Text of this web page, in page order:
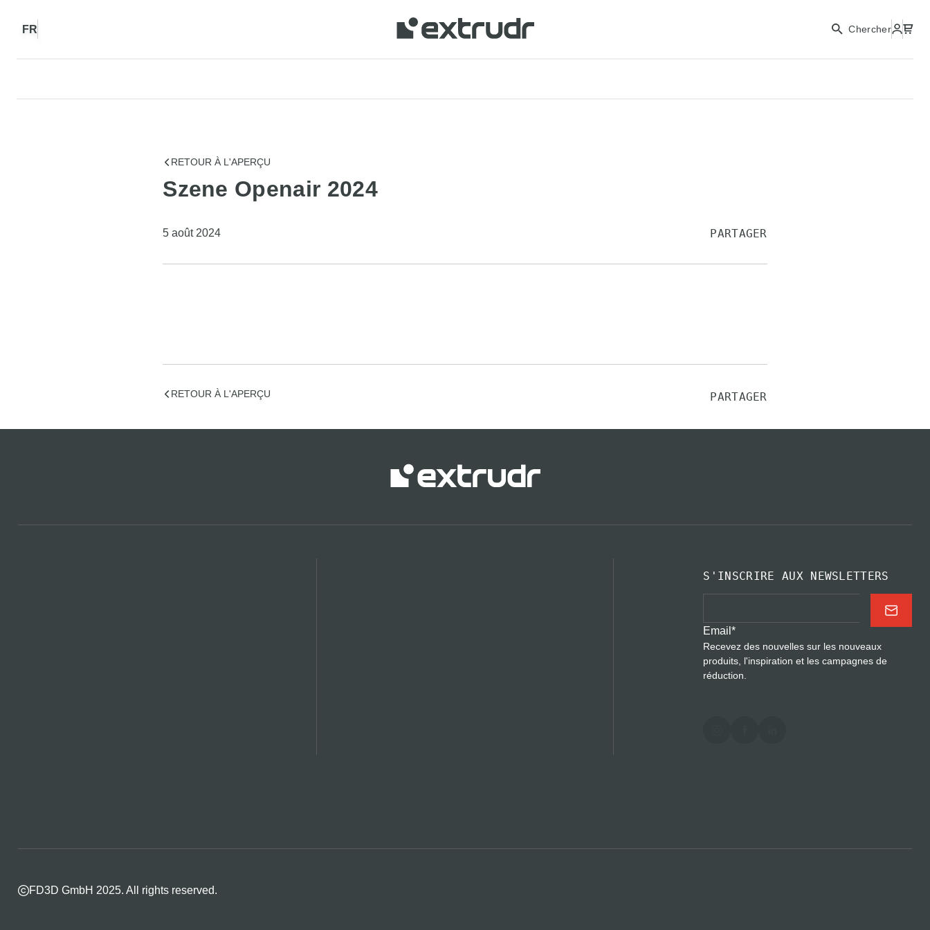
FR Chercher
RETOUR À L'APERÇU
Szene Openair 2024
5 août 2024 PARTAGER
RETOUR À L'APERÇU PARTAGER
S'INSCRIRE AUX NEWSLETTERS
Email*
Recevez des nouvelles sur les nouveaux
produits, l'inspiration et les campagnes de
réduction.
FD3D GmbH 2025. All rights reserved.